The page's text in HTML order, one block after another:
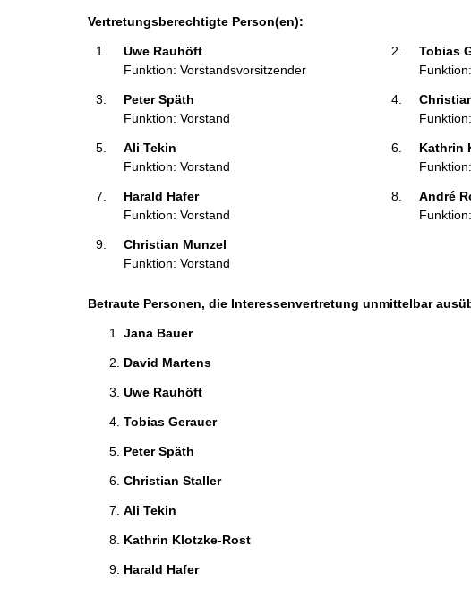
n
Vertretungsberechtigte Person(en):
Uwe Rauhöft
Funktion: Vorstandsvorsitzender
Tobias
Peter Späth
Funktion: Vorstand
Ali Tekin
Funktion: Vorstand
Kathrin
Harald Hafer
Funktion: Vorstand
André
Christian Munzel
Funktion: Vorstand
Betraute Personen, die Interessenvertretung unmittelbar
Jana Bauer
David Martens
Uwe Rauhöft
Tobias Gerauer
Peter Späth
Christian Staller
Ali Tekin
Kathrin Klotzke-Rost
Harald Hafer